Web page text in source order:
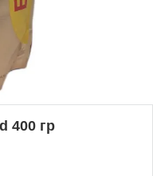
400 гр